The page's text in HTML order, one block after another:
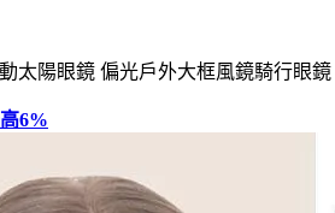
太陽眼鏡 偏光戶外大框風鏡騎行眼鏡
6%